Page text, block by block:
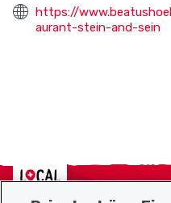
https://
aurant-stein-and-sein
Localcities